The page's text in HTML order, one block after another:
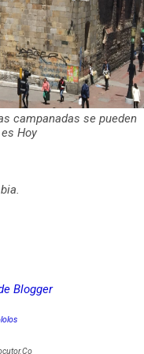
campanadas se pueden
Hoy
Blogger